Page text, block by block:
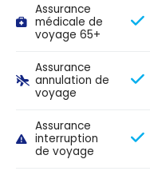
Assurance
médicale de
voyage 65+
Assurance
annulation de
voyage
Assurance
interruption
de voyage